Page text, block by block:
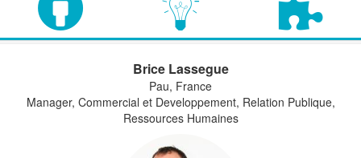
Brice Lassegue
Pau, France
Manager, Commercial et Developpement, Relation Publique,
Ressources Humaines